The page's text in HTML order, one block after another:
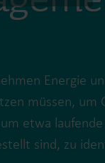
Energie
müssen, um
etwa
sind, zu